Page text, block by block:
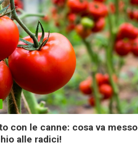
con le canne: cosa va messo
alle radici!